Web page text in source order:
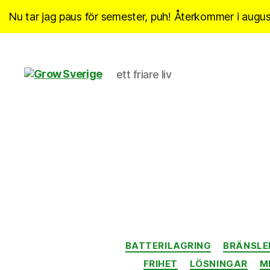
Nu tar jag paus för semester, puh! Återkommer i
ett friare liv
BATTERILAGRING
FRIHET
LÖSNINGAR